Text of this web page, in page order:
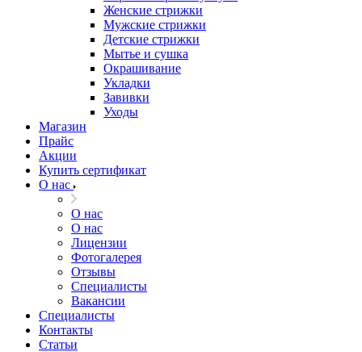
Женские стрижки
Мужские стрижки
Детские стрижки
Мытье и сушка
Окрашивание
Укладки
Завивки
Уходы
Магазин
Прайс
Акции
Купить сертификат
О нас
О нас
О нас
Лицензии
Фотогалерея
Отзывы
Специалисты
Вакансии
Специалисты
Контакты
Статьи